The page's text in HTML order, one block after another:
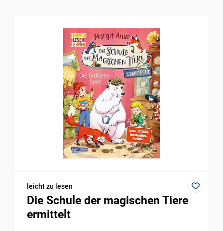
leicht zu lesen
Die Schule der magischen Tiere
ermittelt